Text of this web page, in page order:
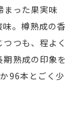
まった果実味
。樽熟成の香
つも、程よく
熟成の印象を
96本とごく少